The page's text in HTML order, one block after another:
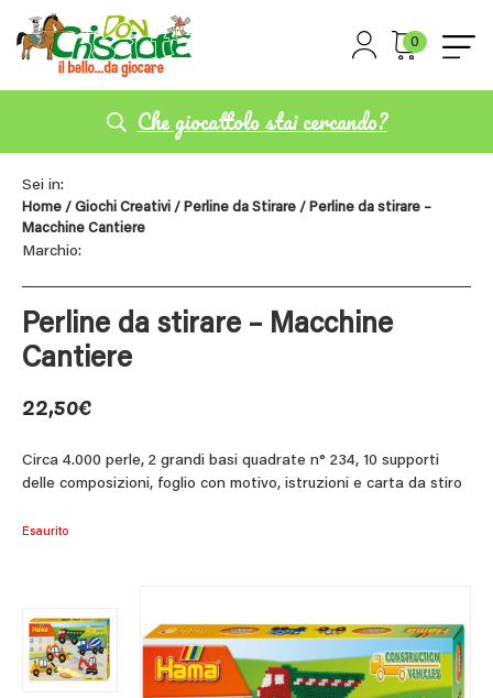
0
Che giocattolo stai cercando?
Sei in:
Home / Giochi Creativi / Perline da Stirare / Perline da stirare –
Macchine Cantiere
Marchio:
Perline da stirare – Macchine
Cantiere
22,50€
Circa 4.000 perle, 2 grandi basi quadrate n° 234, 10 supporti
delle composizioni, foglio con motivo, istruzioni e carta da stiro
Esaurito